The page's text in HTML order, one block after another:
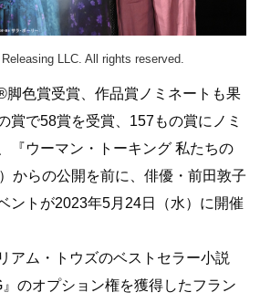
LLC. All rights reserved.
色賞受賞、作品賞ノミネートも果
賞で58賞を受賞、157もの賞にノミ
『ウーマン・トーキング 私たちの
からの公開を前に、俳優・前田敦子
ントが2023年5月24日（水）に開催
アム・トウズのベストセラー小説
』のオプション権を獲得したフラン